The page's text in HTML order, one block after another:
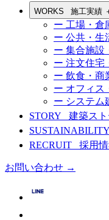
WORKS 施工実績
ー 工場・倉
ー 公共・生
ー 集合施設
ー 注文住宅
ー 飲食・商
ー オフィス
ー システム
STORY 建築ス
RECRUIT 採用
お問い合わせ →